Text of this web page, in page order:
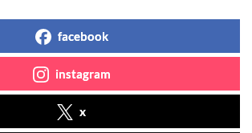
facebook
instagram
x